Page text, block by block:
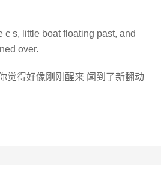
s, little boat floating past, and
over.
觉得好像刚刚醒来 闻到了新翻动